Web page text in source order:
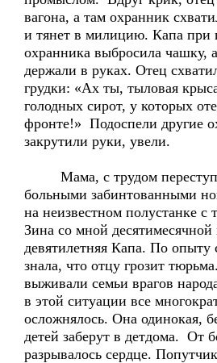
вагона, а там охранник
и тянет в милицию. Капа при
охранника выбросила чашку,
держали в руках. Отец
грудки: «Ах ты, тыловая
голодных сирот, у которых
фронте!» Подоспели другие
закрутили руки, увели.
Мама, с трудом
больными забинтованными
на неизвестном полустанке с
Зина со мной десятимесячной
девятилетняя Капа. По опыту
знала, что отцу грозит
выживали семьи врагов
в этой ситуации все
осложнялось. Она одинокая,
детей заберут в детдома. От
разрывалось сердце.